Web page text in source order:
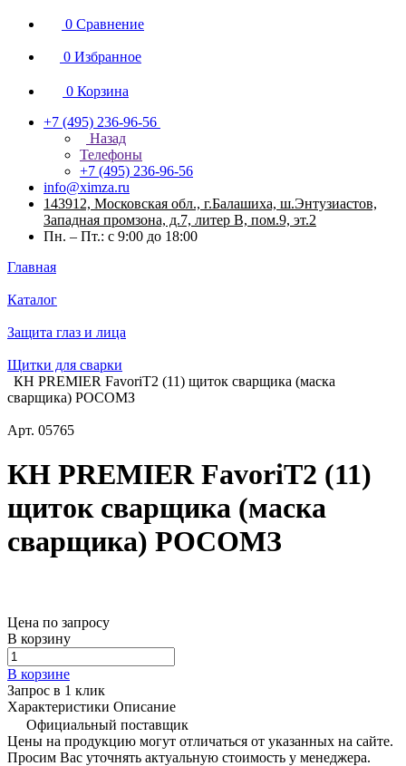
0 Сравнение
0 Избранное
0 Корзина
+7 (495) 236-96-56
Назад
Телефоны
+7 (495) 236-96-56
info@ximza.ru
143912, Московская обл., г.Балашиха, ш.Энтузиастов,
Западная промзона, д.7, литер В, пом.9, эт.2
Пн. – Пт.: с 9:00 до 18:00
Главная
Каталог
Защита глаз и лица
Щитки для сварки
КН PREMIER FavoriT2 (11) щиток сварщика (маска
сварщика) РОСОМЗ
Арт. 05765
КН PREMIER FavoriT2 (11)
щиток сварщика (маска
сварщика) РОСОМЗ
Цена по запросу
В корзину
В корзине
Запрос в 1 клик
Характеристики Описание
Официальный поставщик
Цены на продукцию могут отличаться от указанных на сайте.
Просим Вас уточнять актуальную стоимость у менеджера.